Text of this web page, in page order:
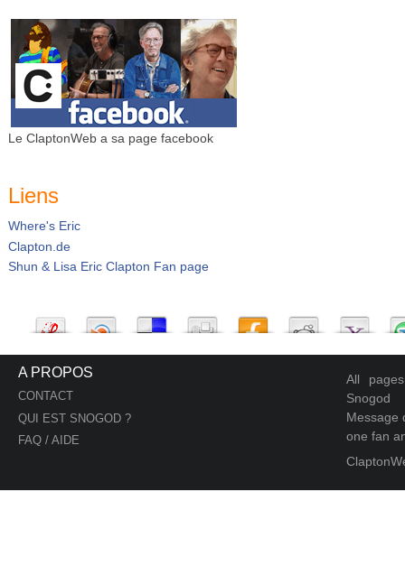
Le ClaptonWeb a sa page facebook
Liens
Where's Eric
Clapton.de
Shun & Lisa Eric Clapton Fan page
A PROPOS
CONTACT
QUI EST SNOGOD ?
FAQ / AIDE
All
Snogod
Message
one fan